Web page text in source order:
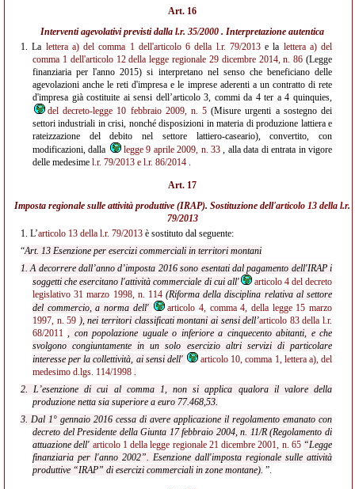
Art. 16
Interventi agevolativi previsti dalla l.r. 35/2000 . Interpretazione autentica
1. La lettera a) del comma 1 dell'articolo 6 della l.r. 79/2013e la lettera a) del
comma 1 dell'articolo 12 della legge regionale 29 dicembre 2014, n. 86 (Legge
finanziaria per l'anno 2015) si interpretano nel senso che beneficiano delle
agevolazioni anche le reti d'impresa e le imprese aderenti a un contratto di rete
d'impresa già costituite ai sensi dell’articolo 3, commi da 4 ter a 4 quinquies,
del decreto-legge 10 febbraio 2009, n. 5 (Misure urgenti a sostegno dei
settori industriali in crisi, nonché disposizioni in materia di produzione lattiera e
rateizzazione del debito nel settore lattiero-caseario), convertito, con
modificazioni, dalla
legge 9 aprile 2009, n. 33 , alla data di entrata in vigore
delle medesime l.r. 79/2013 e l.r. 86/2014 .
Art. 17
Imposta regionale sulle attività produttive (IRAP). Sostituzione dell'articolo 13 della l.r.
79/2013
1. L’articolo 13 della l.r. 79/2013 è sostituto dal seguente:
“Art. 13 Esenzione per esercizi commerciali in territori montani
1. A decorrere dall’anno d’imposta 2016 sono esentati dal pagamento dell'IRAP i
soggetti che esercitano l'attività commerciale di cui all'
articolo 4 del decreto
legislativo 31 marzo 1998, n. 114 (Riforma della disciplina relativa al settore
del commercio, a norma dell'
articolo 4, comma 4, della legge 15 marzo
1997, n. 59 ), nei territori classificati montani ai sensi dell’articolo 83 della l.r.
68/2011 , con popolazione uguale o inferiore a cinquecento abitanti, e che
svolgono congiuntamente in un solo esercizio altri servizi di particolare
interesse per la collettività, ai sensi dell'
articolo 10, comma 1, lettera a), del
medesimo d.lgs. 114/1998 .
2. L’esenzione di cui al comma 1, non si applica qualora il valore della
produzione netta sia superiore a euro 77.468,53.
3. Dal 1° gennaio 2016 cessa di avere applicazione il regolamento emanato con
decreto del Presidente della Giunta 17 febbraio 2004, n. 11/R (Regolamento di
attuazione dell' articolo 1 della legge regionale 21 dicembre 2001, n. 65 “Legge
finanziaria per l'anno 2002”. Esenzione dall'imposta regionale sulle attività
produttive “IRAP” di esercizi commerciali in zone montane). ”.